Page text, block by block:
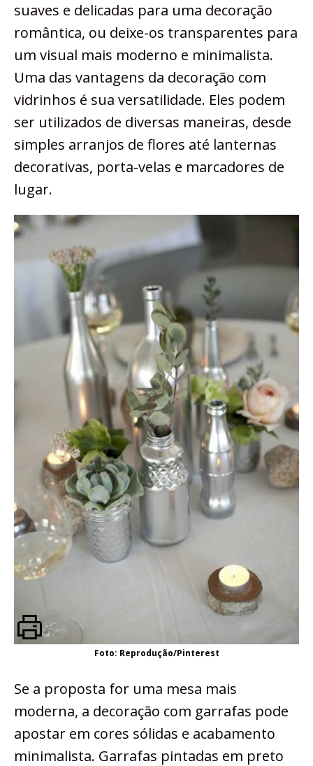
suaves e delicadas para uma decoração
romântica, ou deixe-os transparentes para
um visual mais moderno e minimalista.
Uma das vantagens da decoração com
vidrinhos é sua versatilidade. Eles podem
ser utilizados de diversas maneiras, desde
simples arranjos de flores até lanternas
decorativas, porta-velas e marcadores de
lugar.
Foto: Reprodução/Pinterest
Se a proposta for uma mesa mais
moderna, a decoração com garrafas pode
apostar em cores sólidas e acabamento
minimalista. Garrafas pintadas em preto